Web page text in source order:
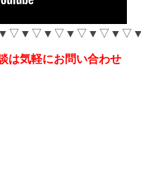
は気軽にお問い合わせ